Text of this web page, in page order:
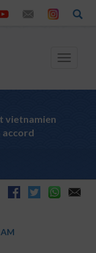
Toggle
vietnamien
accord